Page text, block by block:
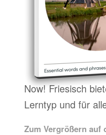
Now! Friesisch
Lerntyp und für
Zum Vergrößern auf